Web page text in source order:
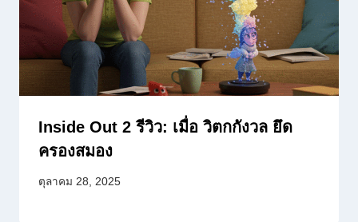
Inside Out 2 รีวิว: เมื่อ วิตกกังวล ยึด
ครองสมอง
ตุลาคม 28, 2025